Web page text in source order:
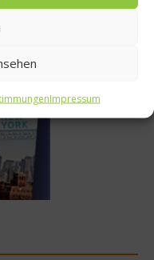
Impressum